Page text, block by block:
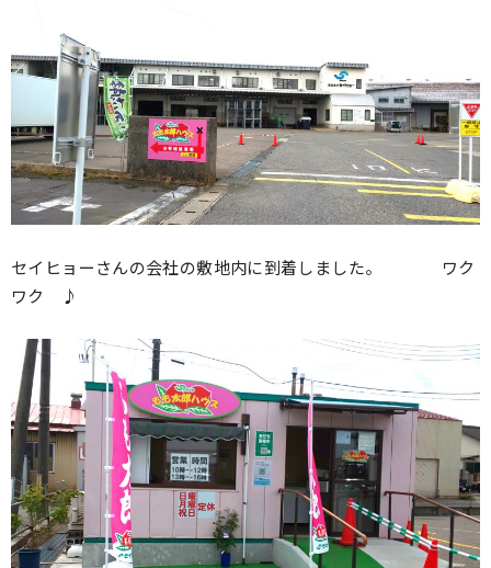
セイヒョーさんの会社の敷地内に到着しました。 ワク
ワク ♪